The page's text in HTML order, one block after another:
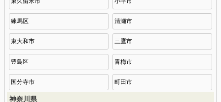
練馬区 清瀬市
東大和市 三鷹市
豊島区 青梅市
国分寺市 町田市
神奈川県